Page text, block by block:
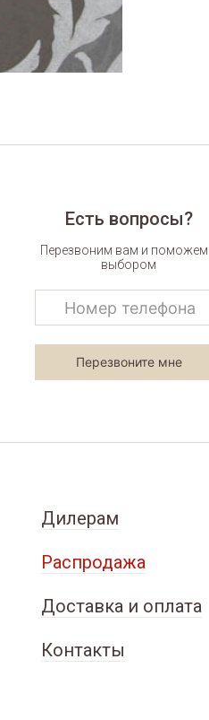
Есть вопросы?
Перезвоним вам и поможем
выбором
Дилерам
Распродажа
Доставка и оплата
Контакты